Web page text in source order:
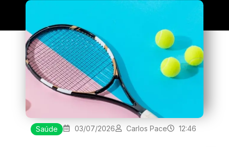
Saúde 03/07/2026 Carlos Pace 12:46